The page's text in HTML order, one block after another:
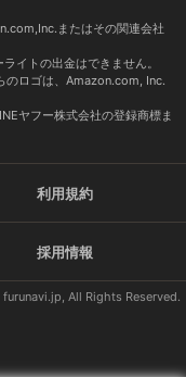
またはその関連会社
イトの出金はできません。
ロゴは、Amazon.com, Inc.
ヤフー株式会社の登録商標ま
利用規約
採用情報
All Rights Reserved.